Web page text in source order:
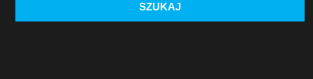
SZUKAJ